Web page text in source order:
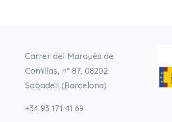
Carrer del Marquès de
Comillas, nº 87, 08202
Sabadell (Barcelona)
+34 93 171 41 69